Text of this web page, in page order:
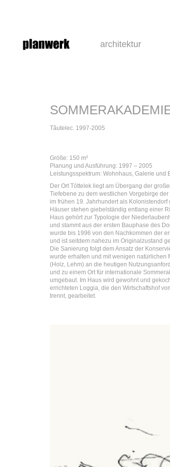
architektur
Tăutelec. 1997-2005
Größe: 150 m²
Planung und Ausführung: 1997 – 2005
Leistungsspektrum: Wohnhaus, Galerie und
Der Ort Tóttelek liegt am Übergang der
Tiefebene zu dem westlichen Vorgebirge
im frühen 19. Jahrhundert als Kolonistendorf
Häuser stehen giebelständig entlang einer
Haus gehört zur Typologie der
und stammt aus der ersten Bauphase des
wurde bis 1996 von den Nachkommen der
und ist seitdem nahezu im Originalzustand
Die Sanierung folgt dem Ansatz der
wurde erhalten und mit wenigen natürlichen
(Holz, Lehm) an die heutigen
und zu einem Ort für internationale
umgebaut. Im Haus wird gewohnt und
errichteten Loggia, die den Wirtschaftshof
trennt, gearbeitet.